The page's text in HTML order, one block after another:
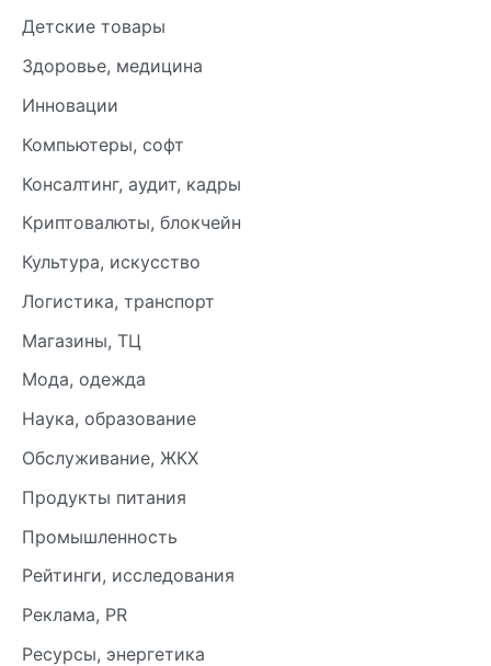
Детские товары
Здоровье, медицина
Инновации
Компьютеры, софт
Консалтинг, аудит, кадры
Криптовалюты, блокчейн
Культура, искусство
Логистика, транспорт
Магазины, ТЦ
Мода, одежда
Наука, образование
Обслуживание, ЖКХ
Продукты питания
Промышленность
Рейтинги, исследования
Реклама, PR
Ресурсы, энергетика